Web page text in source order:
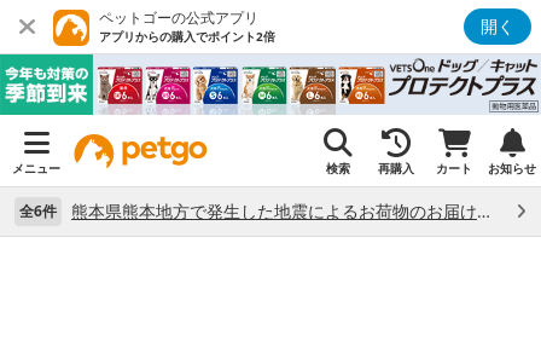
ペットゴーの公式アプリ
アプリからの購入でポイント2倍 開く
メニュー 検索 再購入 カート お知らせ
全6件 熊本県熊本地方で発生した地震によるお荷物のお届け状況について （7/28）